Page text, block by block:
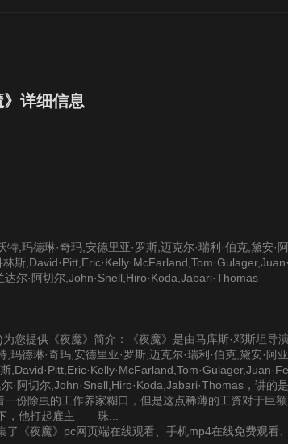
详细信息
特,玛德琳·奇玛,安德里亚·罗斯,迈克尔·瑞利·伯克,黛安·
斯
尔·阿切尔,John·Snell,Hiro·Koda,Jabari·Thomas
您提供《夜魔》简介：《夜魔》是由马库斯·邓斯坦导
,玛德琳·奇玛,安德里亚·罗斯,迈克尔·瑞利·伯克,黛安·阿
·阿切尔,John·Snell,Hiro·Koda,Jabari·Thomas，讲的
份除虫的工作养家糊口，但是这点稀薄的工资对于巨
，他打起雇主——珠...
了《夜魔》pc网页端在线观看、手机mp4在线免费观看